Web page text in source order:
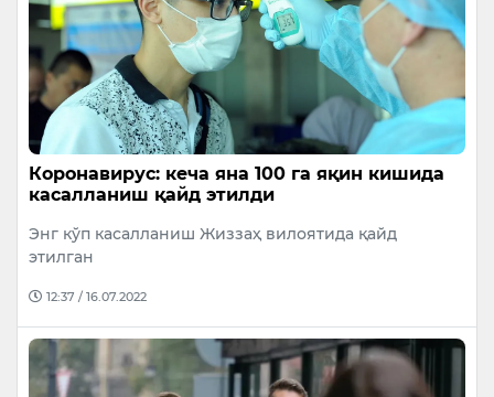
Коронавирус: кеча яна 100 га яқин кишида
касалланиш қайд этилди
Энг кўп касалланиш Жиззаҳ вилоятида қайд
этилган
12:37 / 16.07.2022